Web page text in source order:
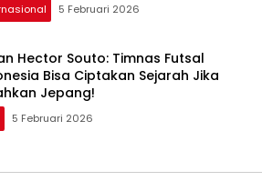
5 Februari 2026
Hector Souto: Timnas Futsal
Bisa Ciptakan Sejarah Jika
Jepang!
5 Februari 2026